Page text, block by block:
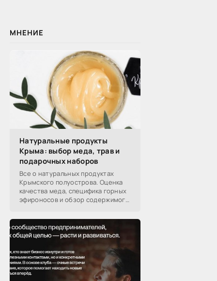
МНЕНИЕ
Натуральные продукты
Крыма: выбор меда, трав и
подарочных наборов
Все о натуральных продуктах
Крымского полуострова. Оценка
качества меда, специфика горных
эфироносов и обзор содержимого
производителей.